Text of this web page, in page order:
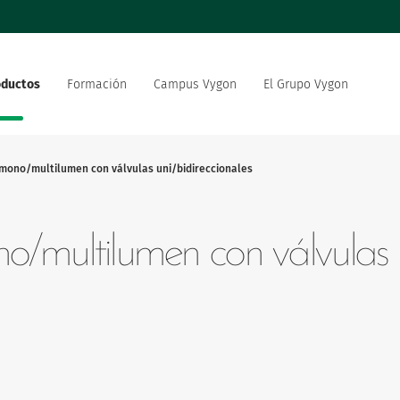
Formación Campus Vygon El Grupo Vygon
mundo Nuestra oferta
medioambiental
de innovación Vygon está reclutando
multilumen con válvulas uni/bidireccionales
multilumen con válvulas